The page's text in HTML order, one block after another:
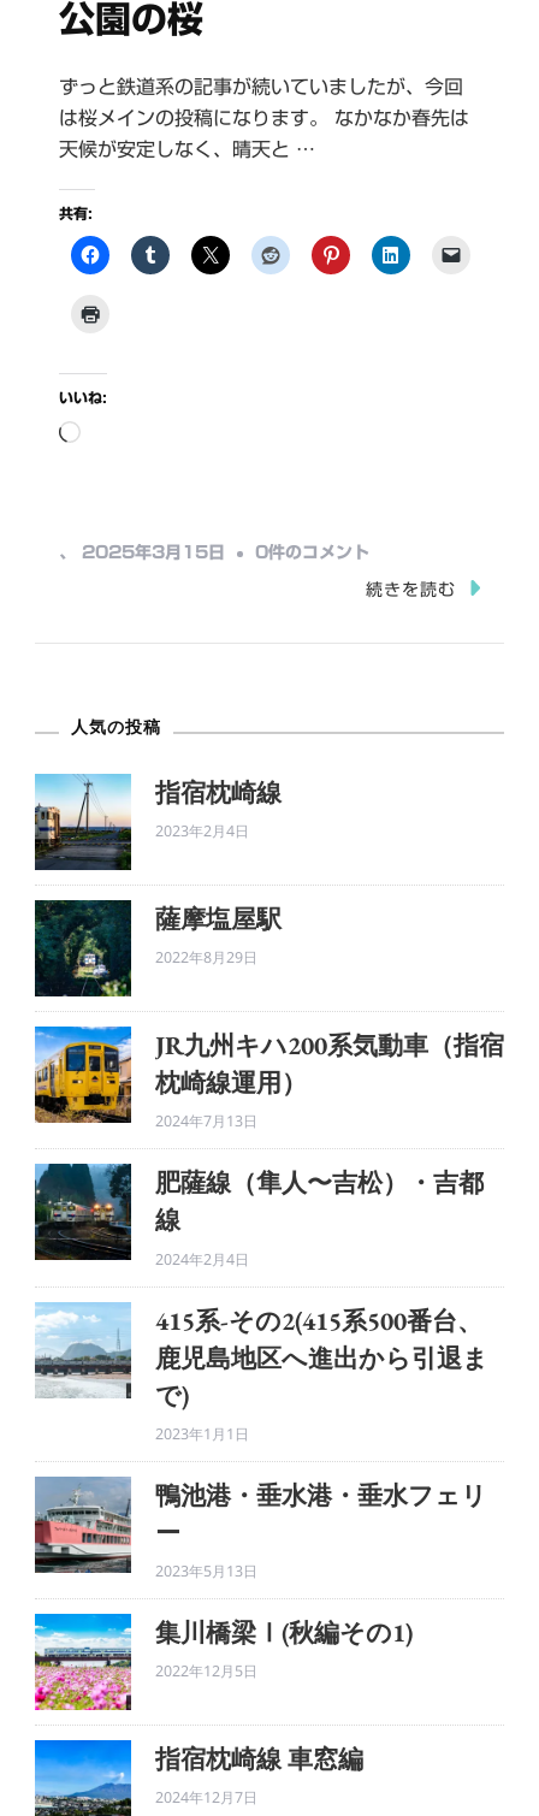
公園の桜
ずっと鉄道系の記事が続いていましたが、今回
は桜メインの投稿になります。 なかなか春先は
天候が安定しなく、晴天と …
共有:
いいね:
読
中…
、 2025年3月15日 清
知
公
園
桜
へ
0件のコメント
続きを読む
人気の投稿
指宿枕崎線
2023年2月4日
薩摩塩屋駅
2022年8月29日
JR九州キハ200系気動車（指宿
枕崎線運用）
2024年7月13日
肥薩線（隼人〜吉松）・吉都
線
2024年2月4日
415系-その2(415系500番台、
鹿児島地区へ進出から引退ま
で)
2023年1月1日
鴨池港・垂水港・垂水フェリ
ー
2023年5月13日
集川橋梁Ⅰ(秋編その1)
2022年12月5日
指宿枕崎線 車窓編
2024年12月7日